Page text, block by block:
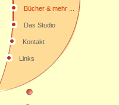
Bücher & mehr ...
Das Studio
Kontakt
Links